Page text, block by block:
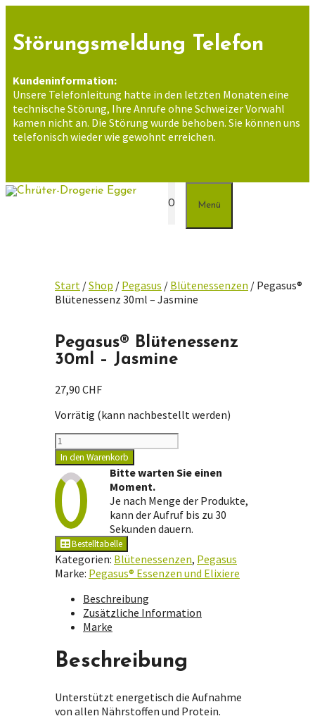
springen
Störungsmeldung Telefon
Kundeninformation:
Unsere Telefonleitung hatte in den letzten Monaten eine
technische Störung, Ihre Anrufe ohne Schweizer Vorwahl
kamen nicht an. Die Störung wurde behoben. Sie können uns
telefonisch wieder wie gewohnt erreichen.
0 Menü
Start /Shop / Pegasus / Blütenessenzen / Pegasus®
Blütenessenz 30ml – Jasmine
Pegasus® Blütenessenz
30ml – Jasmine
27,90 CHF
Vorrätig (kann nachbestellt werden)
Pegasus®
Blütenessenz
30ml
-
Jasmine
Menge
In den Warenkorb
Bitte warten Sie einen
Moment.
Je nach Menge der Produkte,
kann der Aufruf bis zu 30
Sekunden dauern.
Bestelltabelle
Kategorien: Blütenessenzen, Pegasus
Marke: Pegasus® Essenzen und Elixiere
Beschreibung
Zusätzliche Information
Marke
Beschreibung
Unterstützt energetisch die Aufnahme
von allen Nährstoffen und Protein.